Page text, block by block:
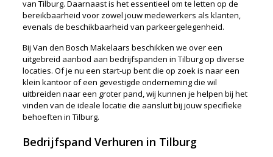
van Tilburg. Daarnaast is het essentieel om te letten op de
bereikbaarheid voor zowel jouw medewerkers als klanten,
evenals de beschikbaarheid van parkeergelegenheid.
Bij Van den Bosch Makelaars beschikken we over een
uitgebreid aanbod aan bedrijfspanden in Tilburg op diverse
locaties. Of je nu een start-up bent die op zoek is naar een
klein kantoor of een gevestigde onderneming die wil
uitbreiden naar een groter pand, wij kunnen je helpen bij het
vinden van de ideale locatie die aansluit bij jouw specifieke
behoeften in Tilburg.
Bedrijfspand Verhuren in Tilburg